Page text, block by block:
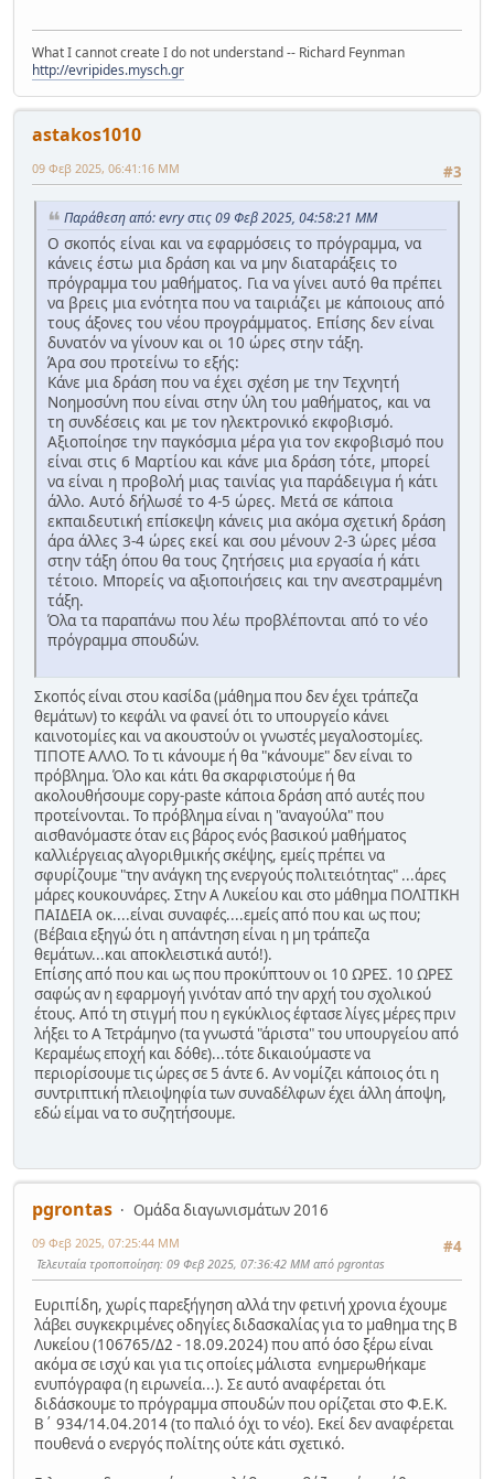
What I cannot create I do not understand -- Richard Feynman
http://evripides.mysch.gr
astakos1010
#3
09 Φεβ 2025, 06:41:16 ΜΜ
Παράθεση από: evry στις 09 Φεβ 2025, 04:58:21 ΜΜ
Ο σκοπός είναι και να εφαρμόσεις το πρόγραμμα, να
κάνεις έστω μια δράση και να μην διαταράξεις το
πρόγραμμα του μαθήματος. Για να γίνει αυτό θα πρέπει
να βρεις μια ενότητα που να ταιριάζει με κάποιους από
τους άξονες του νέου προγράμματος. Επίσης δεν είναι
δυνατόν να γίνουν και οι 10 ώρες στην τάξη.
Άρα σου προτείνω το εξής:
Κάνε μια δράση που να έχει σχέση με την Τεχνητή
Νοημοσύνη που είναι στην ύλη του μαθήματος, και να
τη συνδέσεις και με τον ηλεκτρονικό εκφοβισμό.
Αξιοποίησε την παγκόσμια μέρα για τον εκφοβισμό που
είναι στις 6 Μαρτίου και κάνε μια δράση τότε, μπορεί
να είναι η προβολή μιας ταινίας για παράδειγμα ή κάτι
άλλο. Αυτό δήλωσέ το 4-5 ώρες. Μετά σε κάποια
εκπαιδευτική επίσκεψη κάνεις μια ακόμα σχετική δράση
άρα άλλες 3-4 ώρες εκεί και σου μένουν 2-3 ώρες μέσα
στην τάξη όπου θα τους ζητήσεις μια εργασία ή κάτι
τέτοιο. Μπορείς να αξιοποιήσεις και την ανεστραμμένη
τάξη.
Όλα τα παραπάνω που λέω προβλέπονται από το νέο
πρόγραμμα σπουδών.
Σκοπός είναι στου κασίδα (μάθημα που δεν έχει τράπεζα
θεμάτων) το κεφάλι να φανεί ότι το υπουργείο κάνει
καινοτομίες και να ακουστούν οι γνωστές μεγαλοστομίες.
ΤΙΠΟΤΕ ΑΛΛΟ. Το τι κάνουμε ή θα "κάνουμε" δεν είναι το
πρόβλημα. Όλο και κάτι θα σκαρφιστούμε ή θα
ακολουθήσουμε copy-paste κάποια δράση από αυτές που
προτείνονται. Το πρόβλημα είναι η "αναγούλα" που
αισθανόμαστε όταν εις βάρος ενός βασικού μαθήματος
καλλιέργειας αλγοριθμικής σκέψης, εμείς πρέπει να
σφυρίζουμε "την ανάγκη της ενεργούς πολιτειότητας" ...άρες
μάρες κουκουνάρες. Στην Α Λυκείου και στο μάθημα ΠΟΛΙΤΙΚΗ
ΠΑΙΔΕΙΑ οκ....είναι συναφές....εμείς από που και ως που;
(Βέβαια εξηγώ ότι η απάντηση είναι η μη τράπεζα
θεμάτων...και αποκλειστικά αυτό!).
Επίσης από που και ως που προκύπτουν οι 10 ΩΡΕΣ. 10 ΩΡΕΣ
σαφώς αν η εφαρμογή γινόταν από την αρχή του σχολικού
έτους. Από τη στιγμή που η εγκύκλιος έφτασε λίγες μέρες πριν
λήξει το Α Τετράμηνο (τα γνωστά "άριστα" του υπουργείου από
Κεραμέως εποχή και δόθε)...τότε δικαιούμαστε να
περιορίσουμε τις ώρες σε 5 άντε 6. Αν νομίζει κάποιος ότι η
συντριπτική πλειοψηφία των συναδέλφων έχει άλλη άποψη,
εδώ είμαι να το συζητήσουμε.
pgrontas
Ομάδα διαγωνισμάτων 2016
#4
09 Φεβ 2025, 07:25:44 ΜΜ
Τελευταία τροποποίηση: 09 Φεβ 2025, 07:36:42 ΜΜ από pgrontas
Ευριπίδη, χωρίς παρεξήγηση αλλά την φετινή χρονια έχουμε
λάβει συγκεκριμένες οδηγίες διδασκαλίας για το μαθημα της Β
Λυκείου (106765/Δ2 - 18.09.2024) που από όσο ξέρω είναι
ακόμα σε ισχύ και για τις οποίες μάλιστα ενημερωθήκαμε
ενυπόγραφα (η ειρωνεία...). Σε αυτό αναφέρεται ότι
διδάσκουμε το πρόγραμμα σπουδών που ορίζεται στο Φ.Ε.Κ.
Β΄ 934/14.04.2014 (το παλιό όχι το νέο). Εκεί δεν αναφέρεται
πουθενά ο ενεργός πολίτης ούτε κάτι σχετικό.